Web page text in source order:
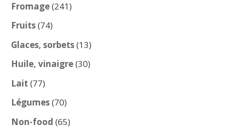
Fromage 241241
Fruits 7474
produits
Glaces, sorbets 1313
produits
Huile, vinaigre 3030
Lait 7777
produits
Légumes 7070
produits
Non-food 6565